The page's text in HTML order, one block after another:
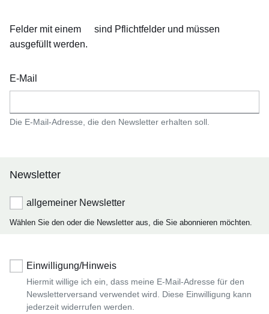
Felder mit einem
sind Pflichtfelder und müssen
ausgefüllt werden.
E-Mail
Die E-Mail-Adresse, die den Newsletter erhalten soll.
Newsletter
allgemeiner Newsletter
Wählen Sie den oder die Newsletter aus, die Sie abonnieren möchten.
Einwilligung/Hinweis
Hiermit willige ich ein, dass meine E-Mail-Adresse für den
Newsletterversand verwendet wird. Diese Einwilligung kann
jederzeit widerrufen werden.